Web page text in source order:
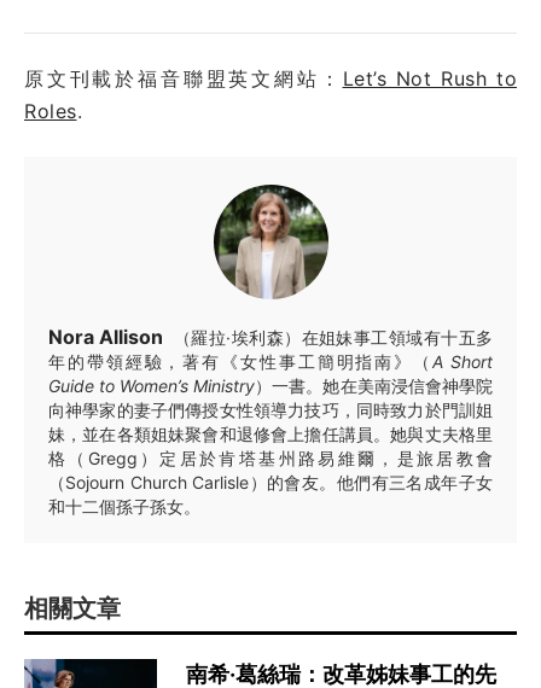
原文刊載於福音聯盟英文網站： Let’s Not Rush to
Roles.
Nora Allison
（羅拉·埃利森）在姐妹事工領域有十五多
年的帶領經驗，著有《女性事工簡明指南》（A Short
Guide to Women’s Ministry）一書。她在美南浸信會神學院
向神學家的妻子們傳授女性領導力技巧，同時致力於門訓姐
妹，並在各類姐妹聚會和退修會上擔任講員。她與丈夫格里
格（Gregg）定居於肯塔基州路易維爾，是旅居教會
（Sojourn Church Carlisle）的會友。他們有三名成年子女
和十二個孫子孫女。
相關文章
南希·葛絲瑞：改革姊妹事工的先